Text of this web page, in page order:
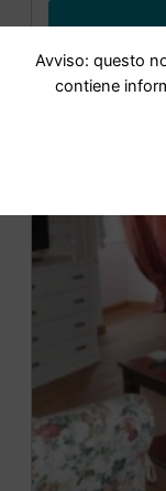
Avviso: questo
contiene